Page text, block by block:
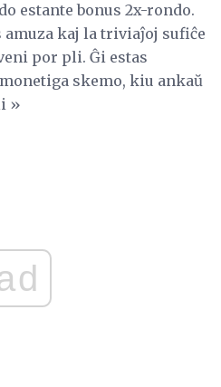
estante bonus 2x-rondo.
amuza kaj la triviaĵoj sufiĉe
por pli. Ĝi estas
skemo, kiu ankaŭ
»